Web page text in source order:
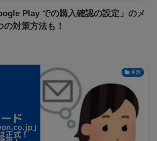
Play での購入確認の設定」のメ
対策方法も！
生活